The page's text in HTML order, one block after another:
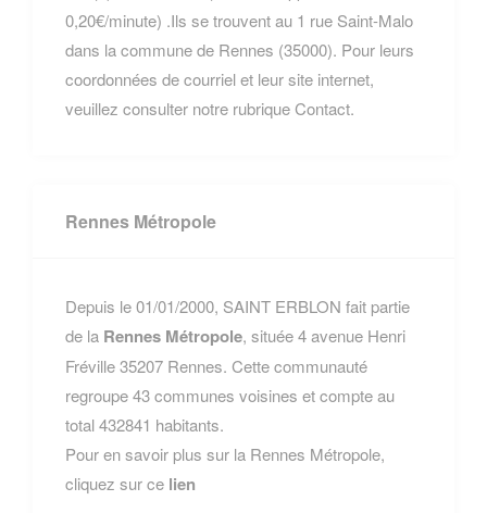
0,20€/minute) .Ils se trouvent au 1 rue Saint-Malo
dans la commune de Rennes (35000). Pour leurs
coordonnées de courriel et leur site internet,
veuillez consulter notre rubrique Contact.
Rennes Métropole
Depuis le 01/01/2000, SAINT ERBLON fait partie
de la Rennes Métropole, située 4 avenue Henri
Fréville 35207 Rennes. Cette communauté
regroupe 43 communes voisines et compte au
total 432841 habitants.
Pour en savoir plus sur la Rennes Métropole,
cliquez sur ce lien